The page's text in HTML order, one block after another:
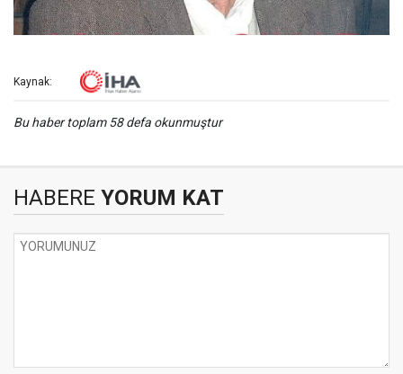
Kaynak:
Bu haber toplam 58 defa okunmuştur
HABERE YORUM KAT